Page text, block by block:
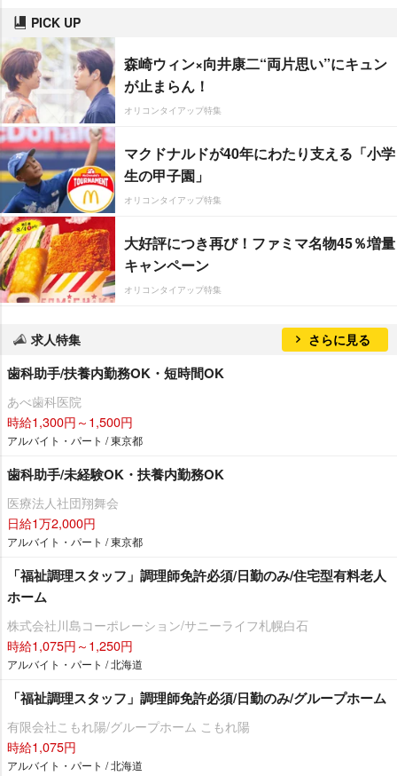
PICK UP
森崎ウィン×向井康二“両片思い”にキュン
が止まらん！
オリコンタイアップ特集
マクドナルドが40年にわたり支える「小学
生の甲子園」
オリコンタイアップ特集
大好評につき再び！ファミマ名物45％増量
キャンペーン
オリコンタイアップ特集
求人特集 さらに見る
歯科助手/扶養内勤務OK・短時間OK
あべ歯科医院
時給1,300円～1,500円
アルバイト・パート / 東京都
歯科助手/未経験OK・扶養内勤務OK
医療法人社団翔舞会
日給1万2,000円
アルバイト・パート / 東京都
「福祉調理スタッフ」調理師免許必須/日勤のみ/住宅型有料老人
ホーム
株式会社川島コーポレーション/サニーライフ札幌白石
時給1,075円～1,250円
アルバイト・パート / 北海道
「福祉調理スタッフ」調理師免許必須/日勤のみ/グループホーム
有限会社こもれ陽/グループホーム こもれ陽
時給1,075円
アルバイト・パート / 北海道